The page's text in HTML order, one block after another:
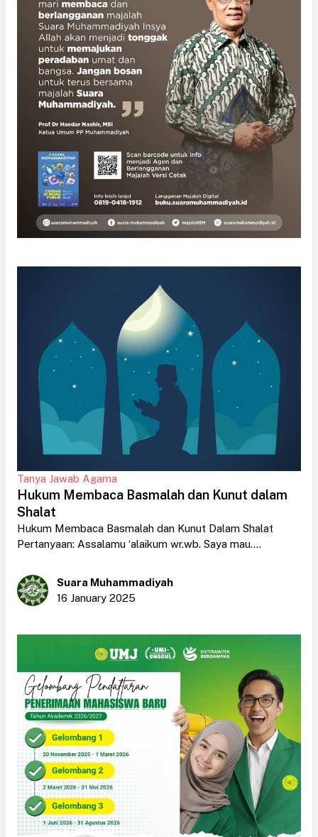
Tanya Jawab Agama
Hukum Membaca Basmalah dan Kunut dalam
Shalat
Hukum Membaca Basmalah dan Kunut Dalam Shalat
Pertanyaan: Assalamu ‘alaikum wr.wb. Saya mau....
Suara Muhammadiyah
16 January 2025